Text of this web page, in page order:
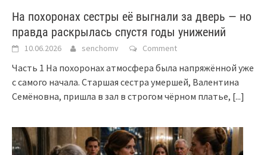
На похоронах сестры её выгнали за дверь — но
правда раскрылась спустя годы унижений
10.06.2026 senchomv Comment
Часть 1 На похоронах атмосфера была напряжённой уже
с самого начала. Старшая сестра умершей, Валентина
Семёновна, пришла в зал в строгом чёрном платье, [...]